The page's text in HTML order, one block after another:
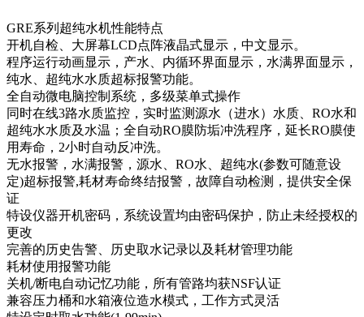
GRE系列超纯水机性能特点
开机自检、大屏幕LCD点阵液晶式显示，中文显示。
程序运行动画显示，产水、内循环界面显示，水满界面显示，
纯水、超纯水水质超标报警功能。
全自动微电脑控制系统，多级菜单式操作
同时在线3路水质监控，实时监测源水（进水）水质、RO水和
超纯水水质及水温；全自动RO膜防垢冲洗程序，延长RO膜使
用寿命，2小时自动反冲洗。
无水报警，水满报警，源水、RO水、超纯水(参数可随意设
定)超标报警,耗材寿命终结报警，故障自动检测，提供安全保
证
特设仪器开机密码，系统设置均由密码保护，防止未经授权的
更改
完善的历史告警、历史取水记录以及耗材管理功能
耗材使用报警功能
关机/断电自动记忆功能，所有管路均获NSF认证
兼容压力桶和水箱液位造水模式，工作方式灵活